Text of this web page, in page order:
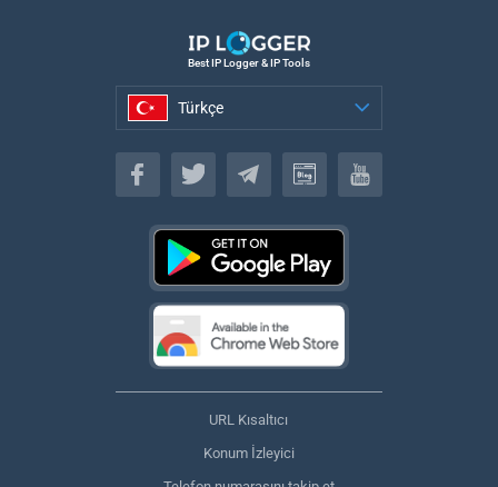
Best IP Logger & IP Tools
Türkçe
Türkçe
URL Kısaltıcı
Konum İzleyici